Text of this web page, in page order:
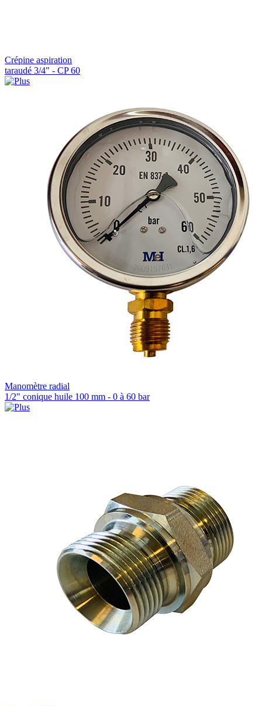
Crépine aspiration
taraudé 3/4" - CP 60
Manomètre radial
1/2" conique huile 100 mm - 0 à 60 bar